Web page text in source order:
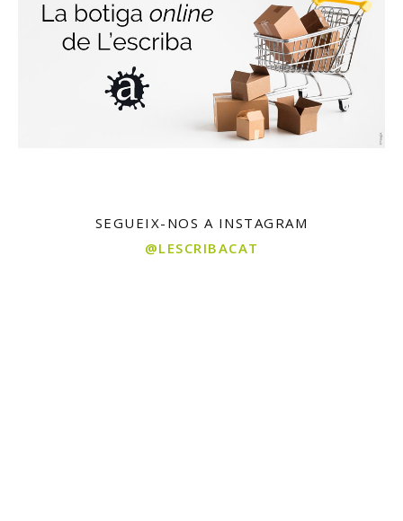
SEGUEIX-NOS A INSTAGRAM
@LESCRIBACAT